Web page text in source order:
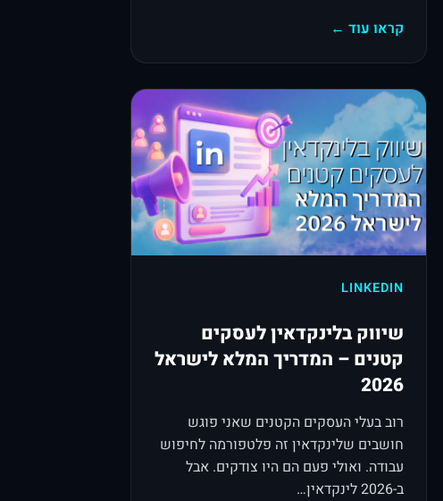
קראו עוד ←
LINKEDIN
שיווק בלינקדאין לעסקים
קטנים – המדריך המלא לישראל
2026
רוב בעלי העסקים הקטנים שאני פוגש
חושבים שלינקדאין זה פלטפורמה לחיפוש
עבודה. ואולי פעם הם היו צודקים. אבל
ב-2026 לינקדאין…